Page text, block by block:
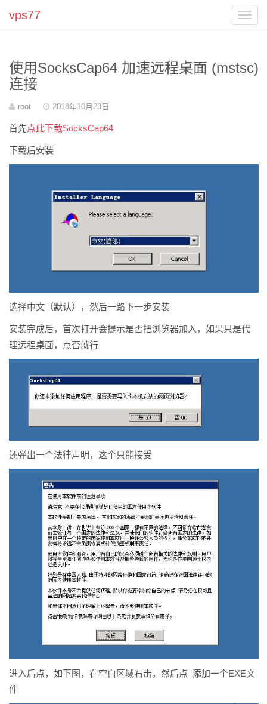
vps77
使用SocksCap64 加速远程桌面 (mstsc)
连接
作
root
发
于
2018年10月23日
首先点此下载SocksCap64
下载后安装
选择中文（默认），然后一路下一步安装
安装完成后，首次打开会提示是否把浏览器加入，如果只是代
理远程桌面，点否就行
还弹出一个法律声明，这个只能接受
进入后点，如下图，在空白区域右击，然后点 添加一个EXE文
件